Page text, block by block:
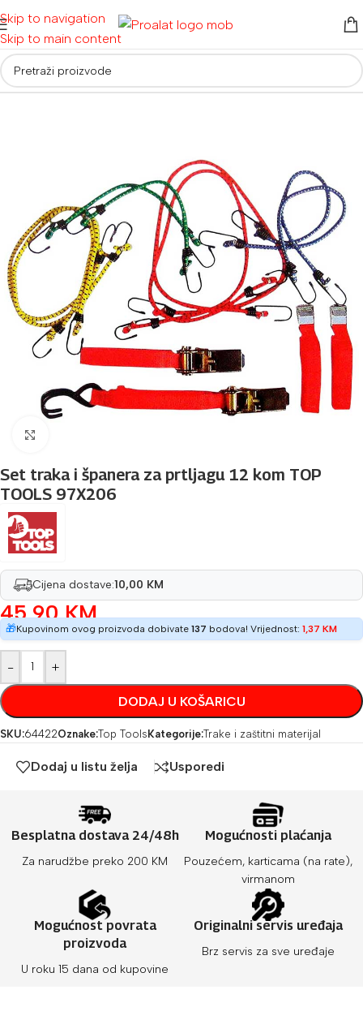
Skip to navigation
Skip to main content
i oprema/Boje i zaštitni materijal Trake i zaštitni materijal
Set traka i španera za prtljagu 12 kom TOP
TOOLS 97X206
Cijena dostave:10,00 KM
45,90KM
🎁Kupovinom ovog proizvoda dobivate 137 bodova! Vrijednost: 1,37 KM
- +
DODAJ U KOŠARICU
SKU:64422Oznake:Top Tools Kategorije:Trake i zaštitni materijal
Dodaj u listu želja Usporedi
Besplatna dostava 24/48h
Za narudžbe preko 200 KM
Mogućnosti plaćanja
Pouzećem, karticama (na rate),
virmanom
Mogućnost povrata
proizvoda
U roku 15 dana od kupovine
Originalni servis uređaja
Brz servis za sve uređaje